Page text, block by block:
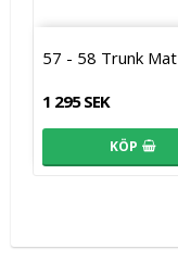
57 - 58 Trunk Mat
1 295 SEK
KÖP